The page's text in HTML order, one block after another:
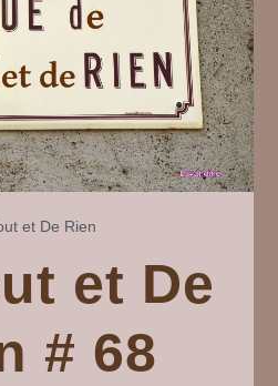
et De Rien
et De
# 68